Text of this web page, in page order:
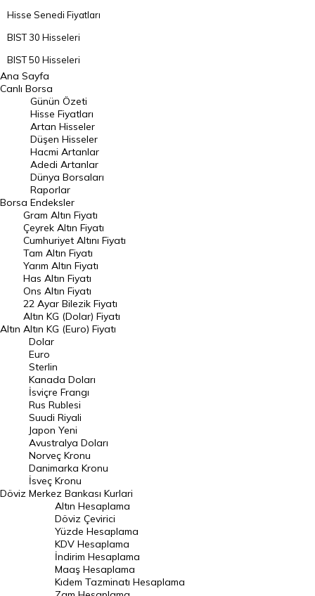
Hisse Senedi Fiyatları
BIST 30 Hisseleri
BIST 50 Hisseleri
BIST 100 Hisseleri
En Çok Artan Hisseler
En Çok Düşen Hisseler
Hacmi Artanlar
Geçmiş Kapanışlar
Dünya Borsaları
Raporlar
Endeksler
DÖVİZ
Döviz Kuru
Dolar Kuru
Euro Kuru
Pound Kuru
Frank Kuru
Riyal Kuru
Avustralya Doları
Danimarka Kronu Kuru
Kanada Doları Kuru
Norveç Kronu Kuru
İsveç Kronu Kuru
Japon Yeni Kuru
Serbest Piyasa Döviz Kurları
Merkez Bankası Döviz Kurları
Ana Sayfa
Canlı Borsa
Borsa
Günün Özeti
Hisse Fiyatları
Artan Hisseler
Düşen Hisseler
Hacmi Artanlar
Adedi Artanlar
Dünya Borsaları
Raporlar
Endeksler
Altın
Gram Altın Fiyatı
Çeyrek Altın Fiyatı
Cumhuriyet Altını Fiyatı
Tam Altın Fiyatı
Yarım Altın Fiyatı
Has Altın Fiyatı
Ons Altın Fiyatı
22 Ayar Bilezik Fiyatı
Altın KG (Dolar) Fiyatı
Altın KG (Euro) Fiyatı
Döviz
Dolar
Euro
Sterlin
Kanada Doları
İsviçre Frangı
Rus Rublesi
Suudi Riyali
Japon Yeni
Avustralya Doları
Norveç Kronu
Danimarka Kronu
İsveç Kronu
Merkez Bankası Kurlari
Altın Hesaplama
Döviz Çevirici
Yüzde Hesaplama
KDV Hesaplama
İndirim Hesaplama
Maaş Hesaplama
Kıdem Tazminatı Hesaplama